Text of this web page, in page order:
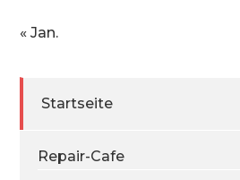
« Jan.
Startseite
Repair-Cafe